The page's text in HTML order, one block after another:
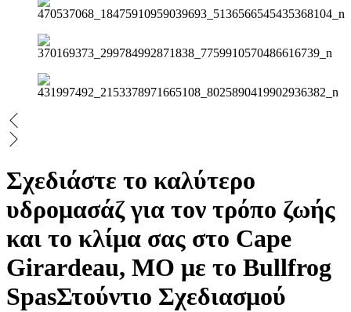
Σχεδιάστε το καλύτερο
υδρομασάζ για τον τρόπο ζωής
και το κλίμα σας στο Cape
Girardeau, MO με το Bullfrog
SpasΣτούντιο Σχεδιασμού